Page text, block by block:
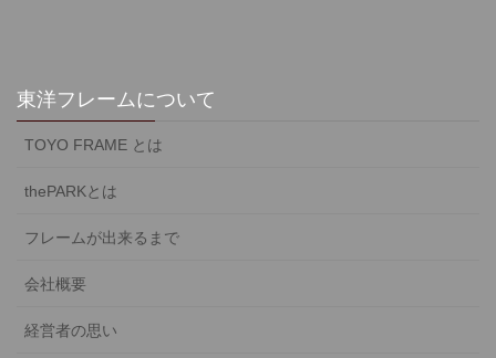
東洋フレームについて
TOYO FRAME とは
thePARKとは
フレームが出来るまで
会社概要
経営者の思い